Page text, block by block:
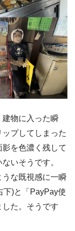
建物に入った瞬
プしてしまった
を色濃く残して
いそうです。
な既視感に一瞬
下)と「PayPay使
た。そうです